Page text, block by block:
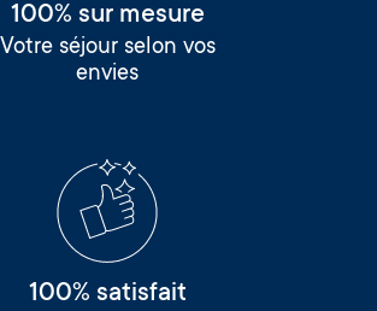
100% sur mesure
Votre séjour selon vos
envies
100% satisfait